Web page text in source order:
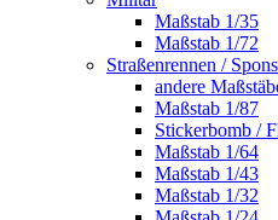
Maßstab 1/35
Maßstab 1/72
Straßenrennen /
andere
Maßstab 1/87
Stickerbomb /
Maßstab 1/64
Maßstab 1/43
Maßstab 1/32